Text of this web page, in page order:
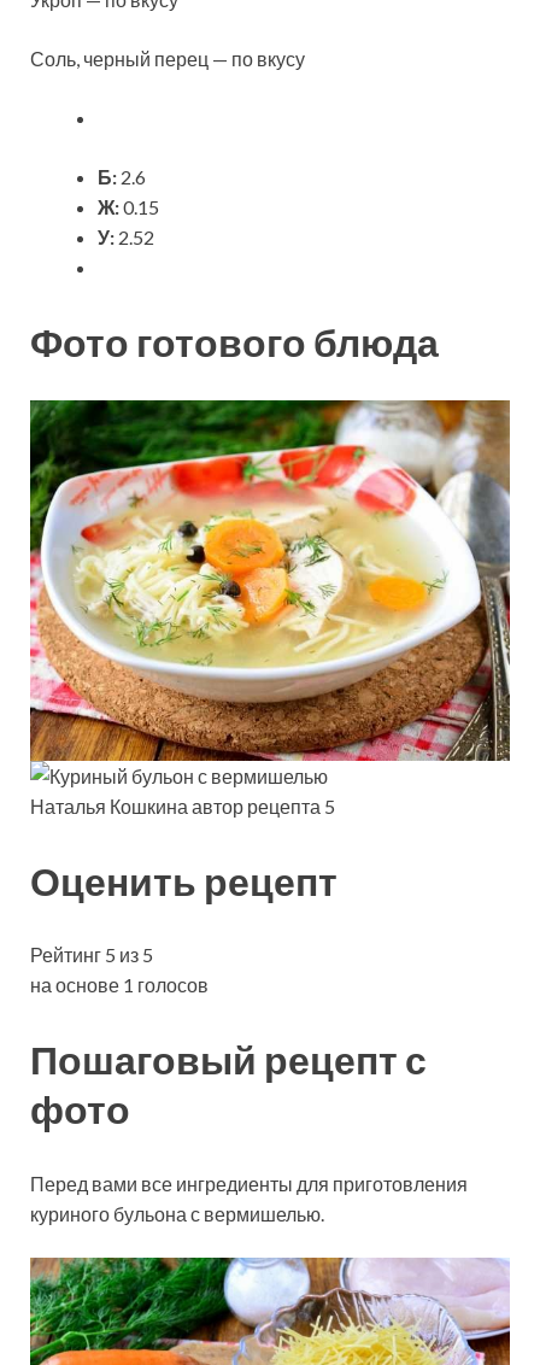
Соль, черный перец — по вкусу
Б: 2.6
Ж:0.15
У: 2.52
Фото готового блюда
Наталья Кошкина автор рецепта 5
Оценить рецепт
Рейтинг 5 из 5
на основе 1 голосов
Пошаговый рецепт с
фото
Перед вами все ингредиенты для приготовления
куриного бульона с вермишелью.